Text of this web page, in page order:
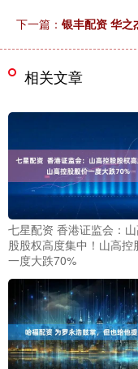
下一篇： 银丰配资 华之
相关文章
七星配资 香港证监会：
股股权高度集中！山高控
一度大跌70%